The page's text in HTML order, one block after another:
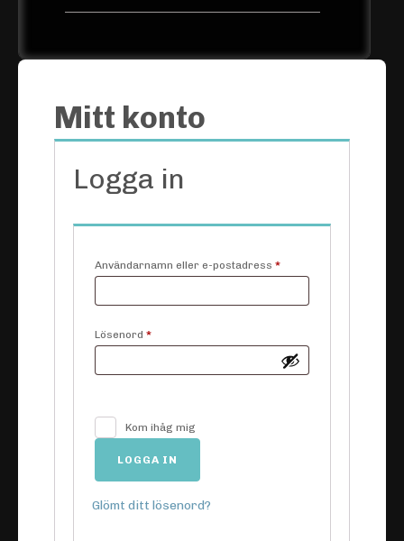
Mitt konto
Logga in
Användarnamn eller e-postadress *Obligatoriskt
Lösenord *Obligatoriskt
Kom ihåg mig
LOGGA IN
Glömt ditt lösenord?